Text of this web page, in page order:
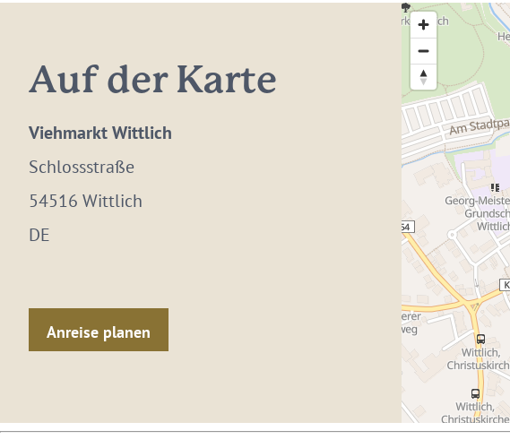
Auf der Karte
Viehmarkt Wittlich
Schlossstraße
54516 Wittlich
DE
Anreise planen